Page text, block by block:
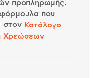
προπληρωμής.
φόρμουλα που
στον Κατάλογο
Χρεώσεων